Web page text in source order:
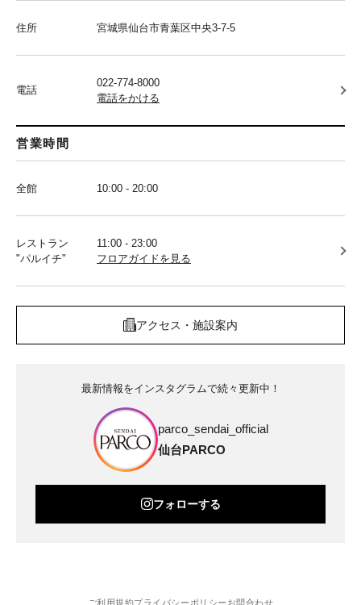
住所 宮城県仙台市青葉区中央3-7-5
電話
022-774-8000
電話をかける
営業時間
全館 10:00 - 20:00
レストラン
"パルイチ"
11:00 - 23:00
フロアガイドを見る
アクセス・施設案内
最新情報をインスタグラムで続々更新中！
parco_sendai_official
仙台PARCO
フォローする
ご利用規約プライバシーポリシー お問合わせ